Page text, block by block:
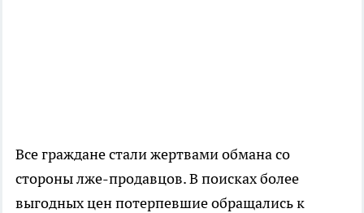
Все граждане стали жертвами обмана со
стороны лже-продавцов. В поисках более
выгодных цен потерпевшие обращались к